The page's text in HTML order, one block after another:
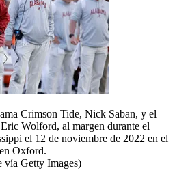
Crimson Tide, Nick Saban, y el
Wolford, al margen durante el
el 12 de noviembre de 2022 en el
Oxford.
vía Getty Images)